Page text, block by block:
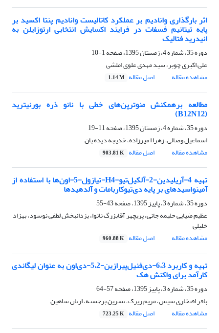
اثر بارگذاری وانادیم بر عملکرد کاتالیست وانادیم پنتا اکسید بر
پایه تیتانیم فسفات در فرایند اکسایش انتخابی ارتوزایلن به
انیدرید فتالیک
دوره 35، شماره 4، زمستان 1395، صفحه
1-10
علی اکبری چوبر، سید مهدی علوی املشی
مشاهده مقاله
اصل مقاله 1.14 M
مطالعه برهمکنش منوترپن‌های خطی با نانو ذره بورنیترید
(B12N12)
دوره 35، شماره 4، زمستان 1395، صفحه
11-19
اسماعیل وصالی، زهرا ا میرزاده، خدیجه دیده بان
مشاهده مقاله
اصل مقاله 903.81 K
تهیه 4-آریلیدین-2-آلکیل‌تیو-H4-تیازول-5-اون‌ها با استفاده از
آمینواسیدهای بر پایه دی‌تیوکاربامات و آلدهیدها
دوره 35، شماره 3، پاییز 1395، صفحه
43-55
عظیم ضیایی حلیمه جانی، پریچهر آقابزرگ نانوا، یزدانبخش لطفی نوسود، بهزاد
خلیلی
مشاهده مقاله
اصل مقاله 960.88 K
تهیه و کاربرد 6،3-دی‌فنیل‌پیرازین-5،2-دی‌اون به عنوان لیگاندی
کارآمد برای واکنش هک
دوره 35، شماره 3، پاییز 1395، صفحه
57-64
باقر افتخاری سیس، مریم زیرک، نسرین برجسته، ارتان شاهین
مشاهده مقاله
اصل مقاله 723.25 K